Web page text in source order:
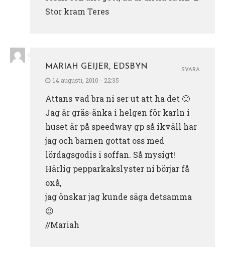
Stor kram Teres
MARIAH GEIJER, EDSBYN
14 augusti, 2010 - 22:35
Attans vad bra ni ser ut att ha det 🙂
Jag är gräs-änka i helgen för karln i
huset är på speedway gp så ikväll har
jag och barnen gottat oss med
lördagsgodis i soffan. Så mysigt!
Härlig pepparkakslyster ni börjar få
oxå,
jag önskar jag kunde säga detsamma
😉
//Mariah
SVARA